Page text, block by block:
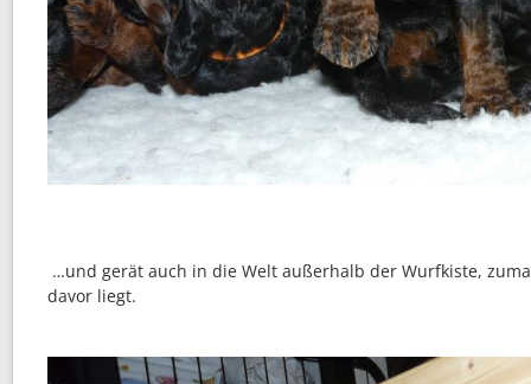
…und gerät auch in die Welt außerhalb der Wurfkiste,
davor liegt.